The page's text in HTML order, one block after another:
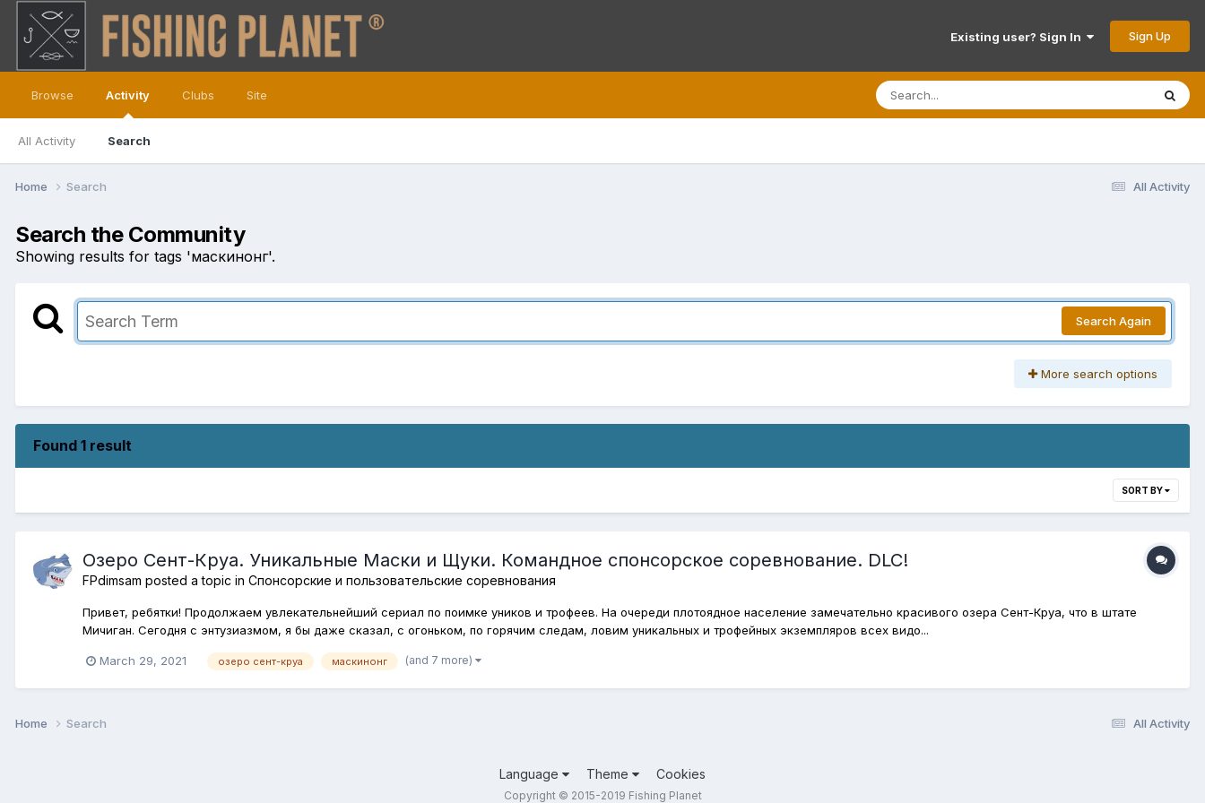
Existing user? Sign In Sign Up
Browse Activity
All Activity Search
Clubs Site
All Activity
Home Search
Search the Community
Showing results for tags 'маскинонг'.
Search Again
More search options
Found 1 result
SORT BY
Озеро Сент-Круа. Уникальные Маски и Щуки. Командное спонсорское соревнование. DLC!
FPdimsam posted a topic in Спонсорские и пользовательские соревнования
Привет, ребятки! Продолжаем увлекательнейший сериал по поимке уников и трофеев. На очереди плотоядное население замечательно красивого озера Cент-Круа, что в штате
Мичиган. Сегодня с энтузиазмом, я бы даже сказал, с огоньком, по горячим следам, ловим уникальных и трофейных экземпляров всех видо...
March 29, 2021 озеро сент-круа маскинонг (and 7 more)
All Activity
Home Search
Language Theme Cookies
Copyright © 2015-2019 Fishing Planet